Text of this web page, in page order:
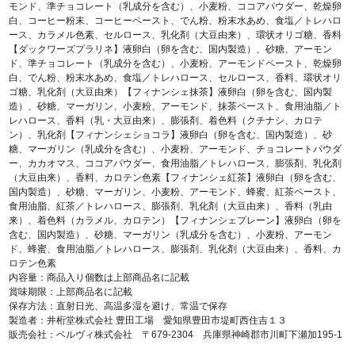
モンド、準チョコレート（乳成分を含む）、小麦粉、ココアパウダー、乾燥卵
白、コーヒー粉末、コーヒーペースト、でん粉、粉末水あめ、食塩／トレハロ
ース、カラメル色素、セルロース、乳化剤（大豆由来）、環状オリゴ糖、香料
【ダックワーズプラリネ】液卵白（卵を含む、国内製造）、砂糖、アーモン
ド、準チョコレート（乳成分を含む）、小麦粉、アーモンドペースト、乾燥卵
白、でん粉、粉末水あめ、食塩／トレハロース、セルロース、香料、環状オリ
ゴ糖、乳化剤（大豆由来）【フィナンシェ抹茶】液卵白（卵を含む、国内製
造）、砂糖、マーガリン、小麦粉、アーモンド、抹茶ペースト、食用油脂／ト
レハロース、香料（乳・大豆由来）、膨張剤、着色料（クチナシ、カロテ
ン）、乳化剤【フィナンシェショコラ】液卵白（卵を含む、国内製造）、砂
糖、マーガリン（乳成分を含む）、小麦粉、アーモンド、チョコレートパウダ
ー、カカオマス、ココアパウダー、食用油脂／トレハロース、膨張剤、乳化剤
（大豆由来）、香料、カロテン色素【フィナンシェ紅茶】液卵白（卵を含む、
国内製造）、砂糖、マーガリン、小麦粉、アーモンド、蜂蜜、紅茶ペースト、
食用油脂、紅茶／トレハロース、膨張剤、乳化剤（大豆由来）、香料（乳由
来）、着色料（カラメル、カロテン）【フィナンシェプレーン】液卵白（卵を
含む、国内製造）、砂糖、マーガリン（乳成分を含む）、小麦粉、アーモン
ド、蜂蜜、食用油脂／トレハロース、膨張剤、乳化剤（大豆由来）、香料、カ
ロテン色素
内容量：商品入り個数は上部商品名に記載
賞味期限：上部商品名に記載
保存方法：直射日光、高温多湿を避け、常温で保存
製造者：井桁堂株式会社 豊田工場 愛知県豊田市堤町西住吉１３
販売会社：ベルヴィ株式会社 〒679-2304 兵庫県神崎郡市川町下瀬加195-1